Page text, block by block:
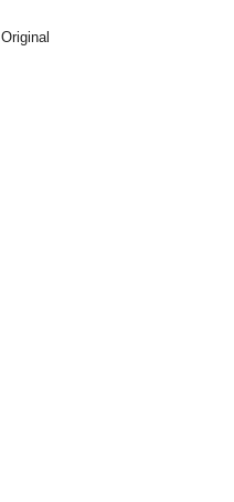
Original